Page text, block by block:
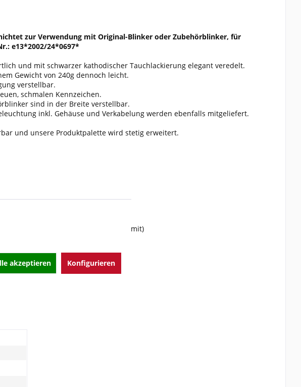
zur Verwendung mit Original-Blinker oder Zubehörblinker, für
e13*2002/24*0697*
und mit schwarzer kathodischer Tauchlackierung elegant veredelt.
Gewicht von 240g dennoch leicht.
verstellbar.
schmalen Kennzeichen.
sind in der Breite verstellbar.
inkl. Gehäuse und Verkabelung werden ebenfalls mitgeliefert.
und unsere Produktpalette wird stetig erweitert.
sollte
verwendbar sein, liefern wir diesen mit)
8/10 mm
akzeptieren Konfigurieren